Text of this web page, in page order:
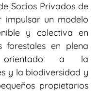
Socios Privados de
impulsar un modelo
y colectiva en
forestales en plena
orientado a la
y la biodiversidad y
propietarios